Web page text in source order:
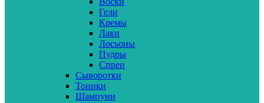
Гели
Кремы
Лаки
Лосьоны
Пудры
Спреи
Сыворотки
Тоники
Шампуни